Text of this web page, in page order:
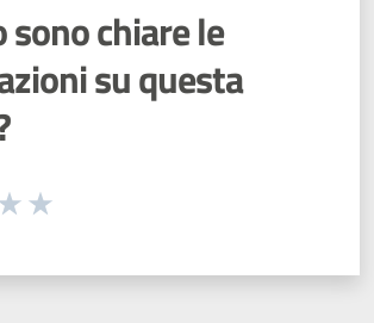
sono chiare le
su questa
una valutazione da 1 a 5 stelle